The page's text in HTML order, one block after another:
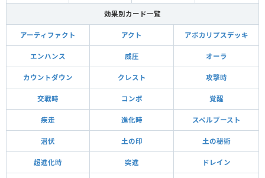
効果別カード一覧
アーティファクト アクト アポカリプスデッキ
エンハンス 威圧 オーラ
カウントダウン クレスト 攻撃時
交戦時 コンボ 覚醒
疾走 進化時 スペルブースト
潜伏 土の印 土の秘術
超進化時 突進 ドレイン